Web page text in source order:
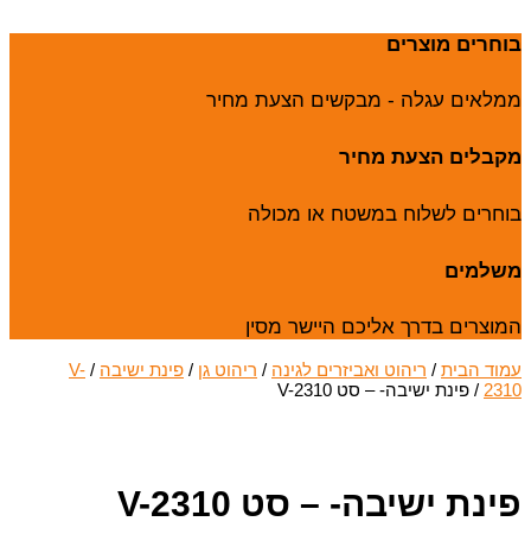
בוחרים מוצרים
ממלאים עגלה - מבקשים הצעת מחיר
מקבלים הצעת מחיר
בוחרים לשלוח במשטח או מכולה
משלמים
המוצרים בדרך אליכם היישר מסין
עמוד הבית / ריהוט ואביזרים לגינה / ריהוט גן / פינת ישיבה /
V-
2310 / פינת ישיבה- – סט V-2310
פינת ישיבה- – סט V-2310